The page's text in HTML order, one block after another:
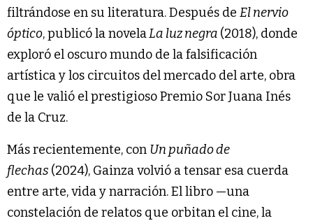
filtrándose en su literatura. Después de El nervio
óptico, publicó la novelaLa luz negra (2018), donde
exploró el oscuro mundo de la falsificación
artística y los circuitos del mercado del arte, obra
que le valió el prestigioso Premio Sor Juana Inés
de la Cruz.
Más recientemente, con Un puñado de
flechas (2024), Gainza volvió a tensar esa cuerda
entre arte, vida y narración. El libro —una
constelación de relatos que orbitan el cine, la